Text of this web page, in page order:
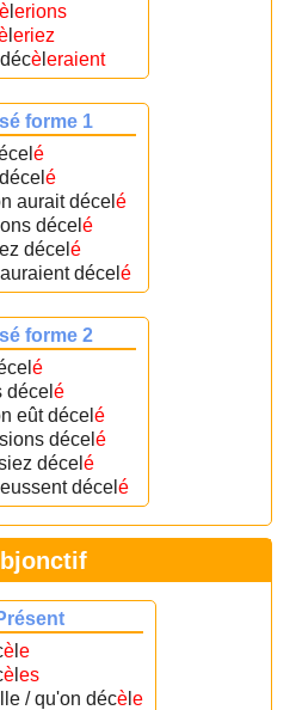
è erions
eriez
è eraient
forme 1
é
é
aurait décel é
décel é
décel é
décel é
forme 2
é
décel é
eût décel é
décel é
décel é
décel é
èl e
èl es
/ qu'on décèl e